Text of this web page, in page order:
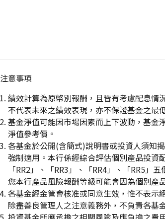
注意事項
績效計算為原幣別報酬，且皆有考慮配息情
不代表未來之績效表現，亦不保證基金之最
基金淨值可能因市場因素而上下波動，基金
淨值參考價。
各基金於公開(含簡式)說明書或投資人須知
強制適用。本行係經綜合評估個別產品投資
「RR2」、「RR3」、「RR4」、「RR5
您本行產品風險報酬等級可能會因為個別產
各基金經金管會核准或同意生效，惟不表示
除盡善良管理人之注意義務外，不負責各基